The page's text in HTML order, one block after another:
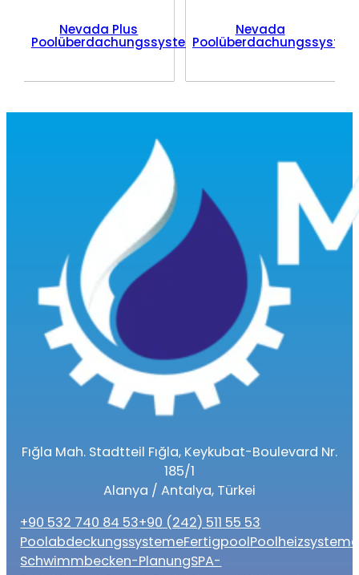
Nevada Plus
Poolüberdachungssystem
Nevada
Poolüberdachungssystem
Fığla Mah. Stadtteil Fığla, Keykubat-Boulevard Nr.
185/1
Alanya / Antalya, Türkei
+90 532 740 84 53+90 (242) 511 55 53
PoolabdeckungssystemeFertigpoolPoolheizsysteme
Schwimmbecken-PlanungSPA-